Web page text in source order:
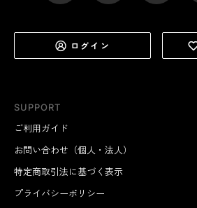
SUPPORT
ご利用ガイド
お問い合わせ（個人・法人）
特定商取引法に基づく表示
プライバシーポリシー
ログイン